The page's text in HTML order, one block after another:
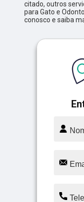
citado, outros
para Gato e
conosco e saiba